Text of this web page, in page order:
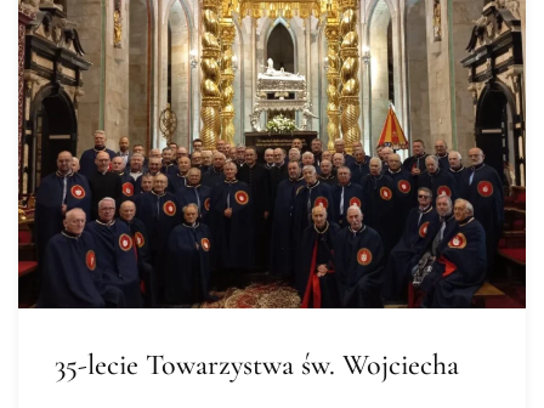
35-lecie Towarzystwa św. Wojciecha